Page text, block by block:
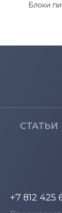
Блоки
СТАТЬИ
+7 812 425